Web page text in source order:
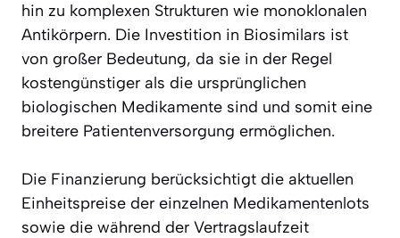
hin zu komplexen Strukturen wie monoklonalen
Antikörpern. Die Investition in Biosimilars ist
von großer Bedeutung, da sie in der Regel
kostengünstiger als die ursprünglichen
biologischen Medikamente sind und somit eine
breitere Patientenversorgung ermöglichen.
Die Finanzierung berücksichtigt die aktuellen
Einheitspreise der einzelnen Medikamentenlots
sowie die während der Vertragslaufzeit